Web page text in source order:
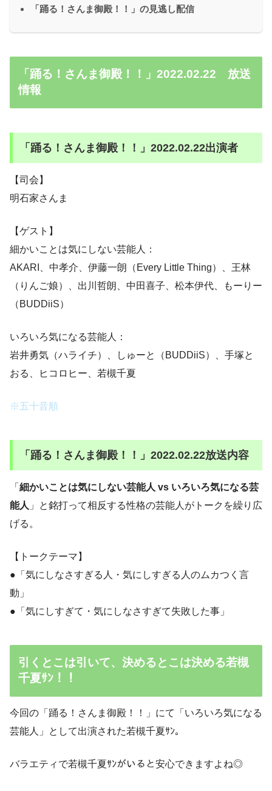
「踊る！さんま御殿！！」の見逃し配信
「踊る！さんま御殿！！」2022.02.22 放送
情報
「踊る！さんま御殿！！」2022.02.22出演者
【司会】
明石家さんま
【ゲスト】
細かいことは気にしない芸能人：
AKARI、中孝介、伊藤一朗（Every Little Thing）、王林
（りんご娘）、出川哲朗、中田喜子、松本伊代、もーりー
（BUDDiiS）
いろいろ気になる芸能人：
岩井勇気（ハライチ）、しゅーと（BUDDiiS）、手塚と
おる、ヒコロヒー、若槻千夏
※五十音順
「踊る！さんま御殿！！」2022.02.22放送内容
「 細かいことは気にしない芸能人 vs いろいろ気になる芸
能人 」と銘打って相反する性格の芸能人がトークを繰り広
げる。
【トークテーマ】
●「気にしなさすぎる人・気にしすぎる人のムカつく言
動」
●「気にしすぎて・気にしなさすぎて失敗した事」
引くとこは引いて、決めるとこは決める若槻
千夏ｻﾝ！！
今回の「踊る！さんま御殿！！」にて「いろいろ気になる
芸能人」として出演された若槻千夏ｻﾝ。
バラエティで若槻千夏ｻﾝがいると安心できますよね◎